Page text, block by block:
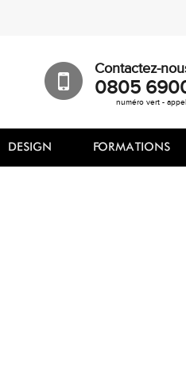
Contactez-
0805
numéro vert -
DESIGN FORMATIONS